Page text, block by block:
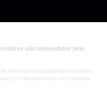
são apreendidos pela
Internacional da Amizade resultaram
por três mulheres e um estudante